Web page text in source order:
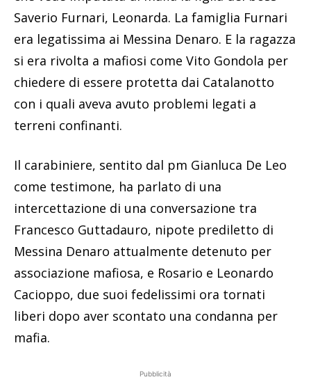
Saverio Furnari, Leonarda. La famiglia Furnari
era legatissima ai Messina Denaro. E la ragazza
si era rivolta a mafiosi come Vito Gondola per
chiedere di essere protetta dai Catalanotto
con i quali aveva avuto problemi legati a
terreni confinanti.
Il carabiniere, sentito dal pm Gianluca De Leo
come testimone, ha parlato di una
intercettazione di una conversazione tra
Francesco Guttadauro, nipote prediletto di
Messina Denaro attualmente detenuto per
associazione mafiosa, e Rosario e Leonardo
Cacioppo, due suoi fedelissimi ora tornati
liberi dopo aver scontato una condanna per
mafia.
Pubblicità